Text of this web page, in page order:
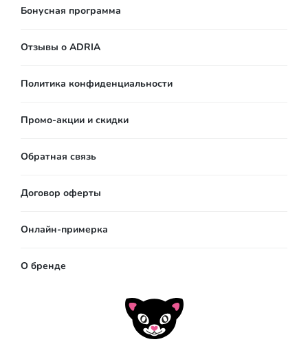
Бонусная программа
Отзывы о ADRIA
Политика конфиденциальности
Промо-акции и скидки
Обратная связь
Договор оферты
Онлайн-примерка
О бренде